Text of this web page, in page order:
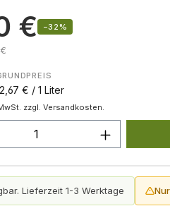
€ −32%
€ / 1 Liter
zzgl. Versandkosten.
Anzahl: Gib den
Lieferzeit 1-3 Werktage